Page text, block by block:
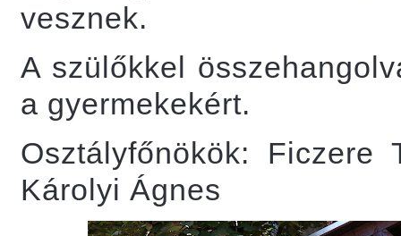
vesznek.
A szülőkkel
a gyermekekért.
Osztályfőnökök: Ficzere
Károlyi Ágnes